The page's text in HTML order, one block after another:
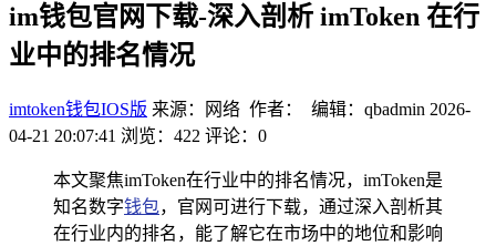
im钱包官网下载-深入剖析 imToken 在行
业中的排名情况
imtoken钱包IOS版 来源：网络 作者： 编辑：qbadmin 2026-
04-21 20:07:41 浏览：422 评论：0
本文聚焦imToken在行业中的排名情况，imToken是
知名数字钱包，官网可进行下载，通过深入剖析其
在行业内的排名，能了解它在市场中的地位和影响